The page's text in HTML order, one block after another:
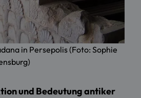
in Persepolis (Foto: Sophie
und Bedeutung antiker